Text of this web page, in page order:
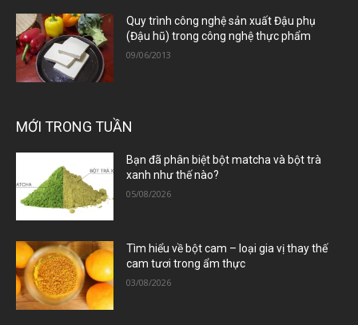
Quy trình công nghệ sản xuất Đậu phụ
(Đậu hũ) trong công nghệ thực phẩm
09/06/2013
MỚI TRONG TUẦN
Bạn đã phân biệt bột matcha và bột trà
xanh như thế nào?
05/08/2026
Tìm hiểu về bột cam – loại gia vị thay thế
cam tươi trong ẩm thực
03/08/2026